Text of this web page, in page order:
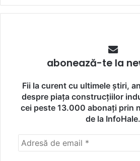
abonează-te la
Fii la curent cu ultimele știri,
despre piața construcțiilor
cei peste 13.000 abonați prin
de la InfoHale.